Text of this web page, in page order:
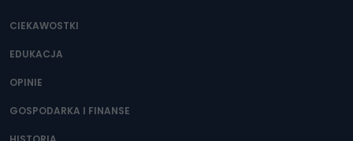
CIEKAWOSTKI
EDUKACJA
OPINIE
GOSPODARKA I FINANSE